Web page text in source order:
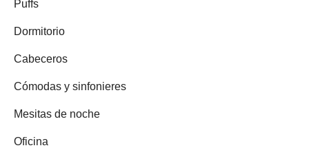
Puffs
Dormitorio
Cabeceros
Cómodas y sinfonieres
Mesitas de noche
Oficina